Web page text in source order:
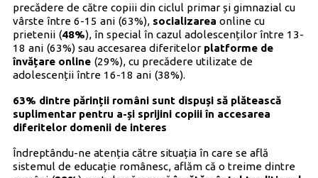
precădere de către copiii din ciclul primar și gimnazial cu
vârste între 6-15 ani (63%), socializarea online cu
prietenii (48%), în special în cazul adolescenților între 13-
18 ani (63%) sau accesarea diferitelor platforme de
învățare online(29%), cu precădere utilizate de
adolescenții între 16-18 ani (38%).
63% dintre părinții români sunt dispuși să plătească
suplimentar pentru a-și sprijini copiii în accesarea
diferitelor domenii de interes
Îndreptându-ne atenția către situația în care se află
sistemul de educație românesc, aflăm că o treime dintre